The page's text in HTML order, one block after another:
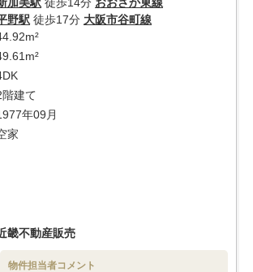
野駅 徒歩17分 大阪市谷町線
階建て
年09月
家
畿不動産販売
物件担当者コメント